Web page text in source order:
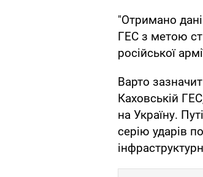
"Отримано
ГЕС з метою
російської
Варто
Каховській
на Україну.
серію ударів